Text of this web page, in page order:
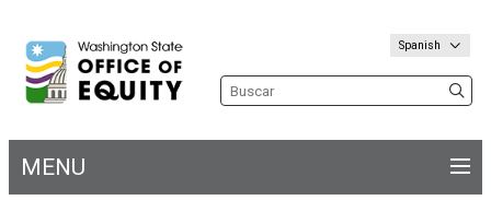
Spanish
Search the site
Main
MENU